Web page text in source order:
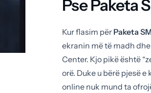
Pse Paketa
Kur flasim për Paketa
ekranin më të madh
Center. Kjo pikë është
orë. Duke u bërë pjesë
online nuk mund ta